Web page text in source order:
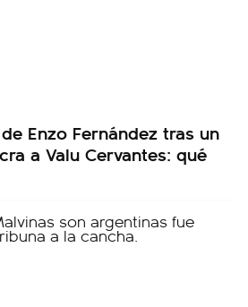
Enzo Fernández tras un
a Valu Cervantes: qué